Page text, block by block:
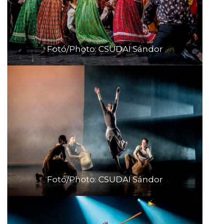
Fotó/Photo: CSUDAI Sándor
Fotó/Photo: CSUDAI Sándor